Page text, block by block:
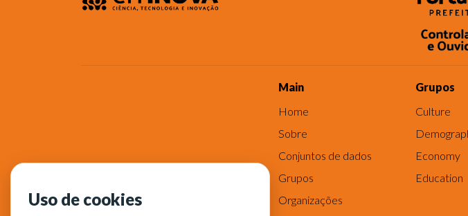
Main
Home
Sobre
Conjuntos de dados
Grupos
Organizações
Grupos
Culture
Economy
Education
Uso de cookies